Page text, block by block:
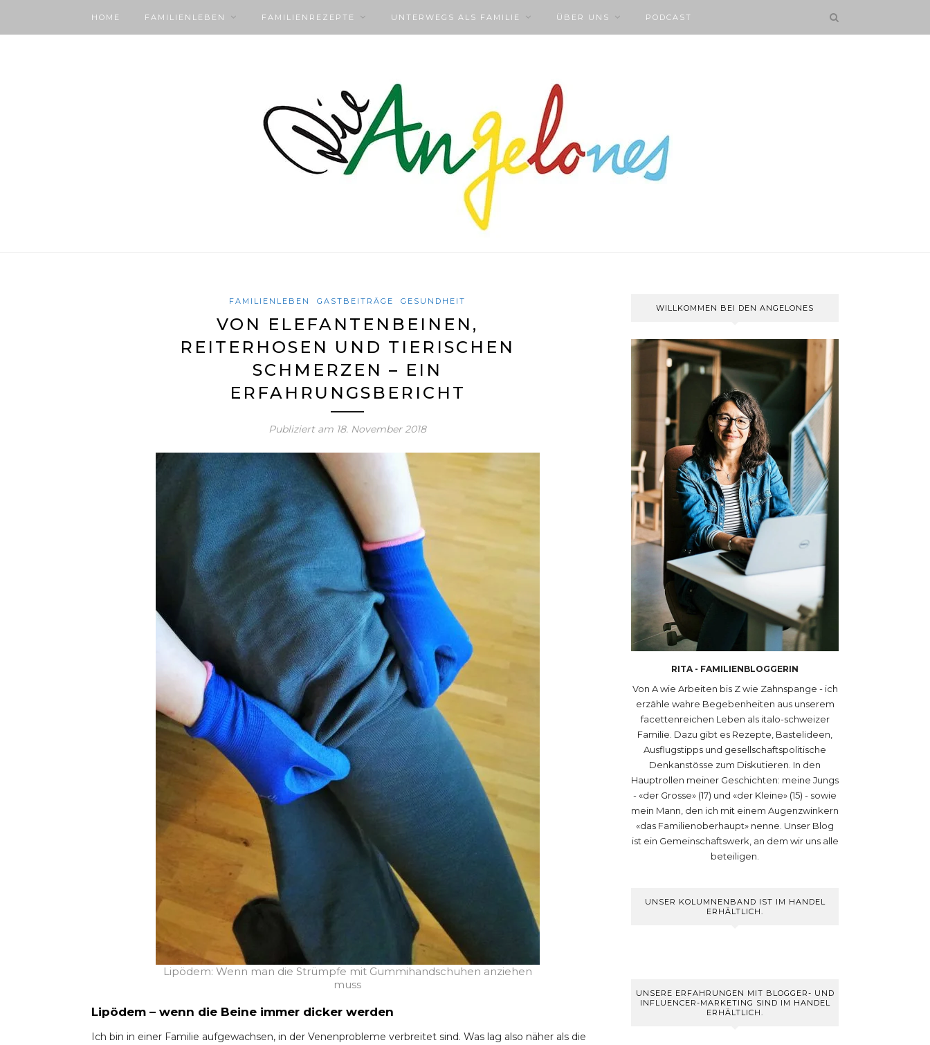
HOME FAMILIENLEBEN FAMILIENREZEPTE UNTERWEGS ALS FAMILIE ÜBER UNS PODCAST
FAMILIENLEBEN GASTBEITRÄGE GESUNDHEIT
VON ELEFANTENBEINEN,
REITERHOSEN UND TIERISCHEN
SCHMERZEN – EIN
ERFAHRUNGSBERICHT
Publiziert am 18. November 2018
Lipödem: Wenn man die Strümpfe mit Gummihandschuhen anziehen
muss
Lipödem – wenn die Beine immer dicker werden
Ich bin in einer Familie aufgewachsen, in der Venenprobleme verbreitet sind. Was lag also näher als die
WILLKOMMEN BEI DEN ANGELONES
RITA - FAMILIENBLOGGERIN
Von A wie Arbeiten bis Z wie Zahnspange - ich
erzähle wahre Begebenheiten aus unserem
facettenreichen Leben als italo-schweizer
Familie. Dazu gibt es Rezepte, Bastelideen,
Ausflugstipps und gesellschaftspolitische
Denkanstösse zum Diskutieren. In den
Hauptrollen meiner Geschichten: meine Jungs
- «der Grosse» (17) und «der Kleine» (15) - sowie
mein Mann, den ich mit einem Augenzwinkern
«das Familienoberhaupt» nenne. Unser Blog
ist ein Gemeinschaftswerk, an dem wir uns alle
beteiligen.
UNSER KOLUMNENBAND IST IM HANDEL
ERHÄLTLICH.
UNSERE ERFAHRUNGEN MIT BLOGGER- UND
INFLUENCER-MARKETING SIND IM HANDEL
ERHÄLTLICH.